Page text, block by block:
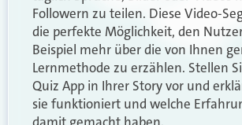
Followern zu teilen. Diese Video-
die perfekte Möglichkeit, den
Beispiel mehr über die von Ihnen
Lernmethode zu erzählen. Stellen
Quiz App in Ihrer Story vor und
sie funktioniert und welche